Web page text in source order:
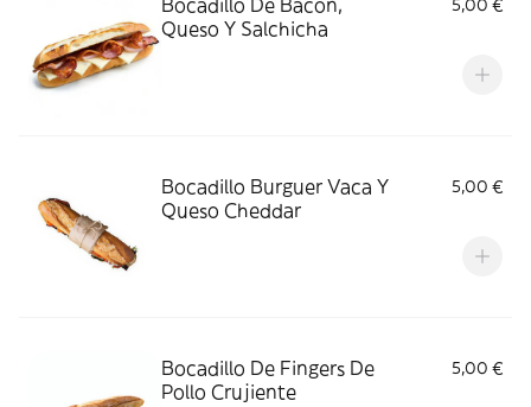
Bocadillo De Bacon,
Queso Y Salchicha
5,00 €
Bocadillo Burguer Vaca Y
Queso Cheddar
5,00 €
Bocadillo De Fingers De
Pollo Crujiente
5,00 €